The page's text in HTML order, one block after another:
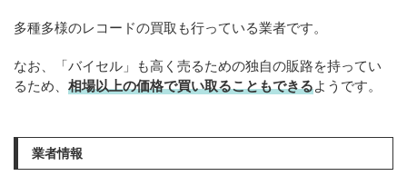
多種多様のレコードの買取も行っている業者です。
なお、「バイセル」も高く売るための独自の販路を持ってい
るため、 相場以上の価格で買い取ることもできるようです。
業者情報